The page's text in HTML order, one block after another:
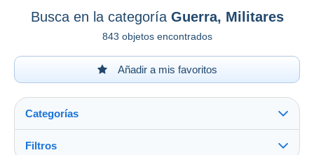
Busca en la categoría Guerra, Militares
843 objetos encontrados
Añadir a mis favoritos
Categorías
Filtros